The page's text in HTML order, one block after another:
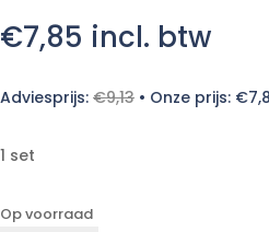
€7,85 incl. btw
Adviesprijs: €9,13 • Onze prijs: €
1 set
Op voorraad